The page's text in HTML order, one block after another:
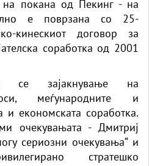
покана од Пекинг - на
е поврзана со 25-
кинескиот договор за
соработка од 2001
се зајакнување на
меѓународните и
економската соработка.
очекувањата - Дмитриј
сериозни очекувања“ и
стратешко